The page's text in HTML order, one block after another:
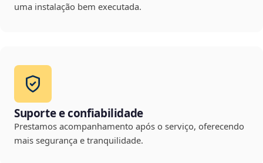
uma instalação bem executada.
Suporte e confiabilidade
Prestamos acompanhamento após o serviço, oferecendo
mais segurança e tranquilidade.